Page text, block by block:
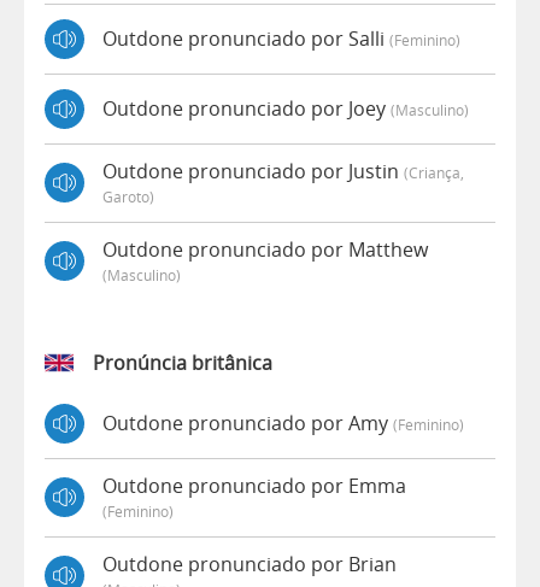
Outdone pronunciado por Salli (feminino)
Outdone pronunciado por Joey (masculino)
Outdone pronunciado por Justin (criança,
Garoto)
Outdone pronunciado por Matthew
(masculino)
Pronúncia britânica
Outdone pronunciado por Amy (feminino)
Outdone pronunciado por Emma
(feminino)
Outdone pronunciado por Brian